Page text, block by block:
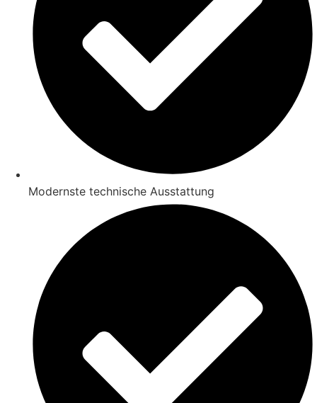
Modernste technische Ausstattung